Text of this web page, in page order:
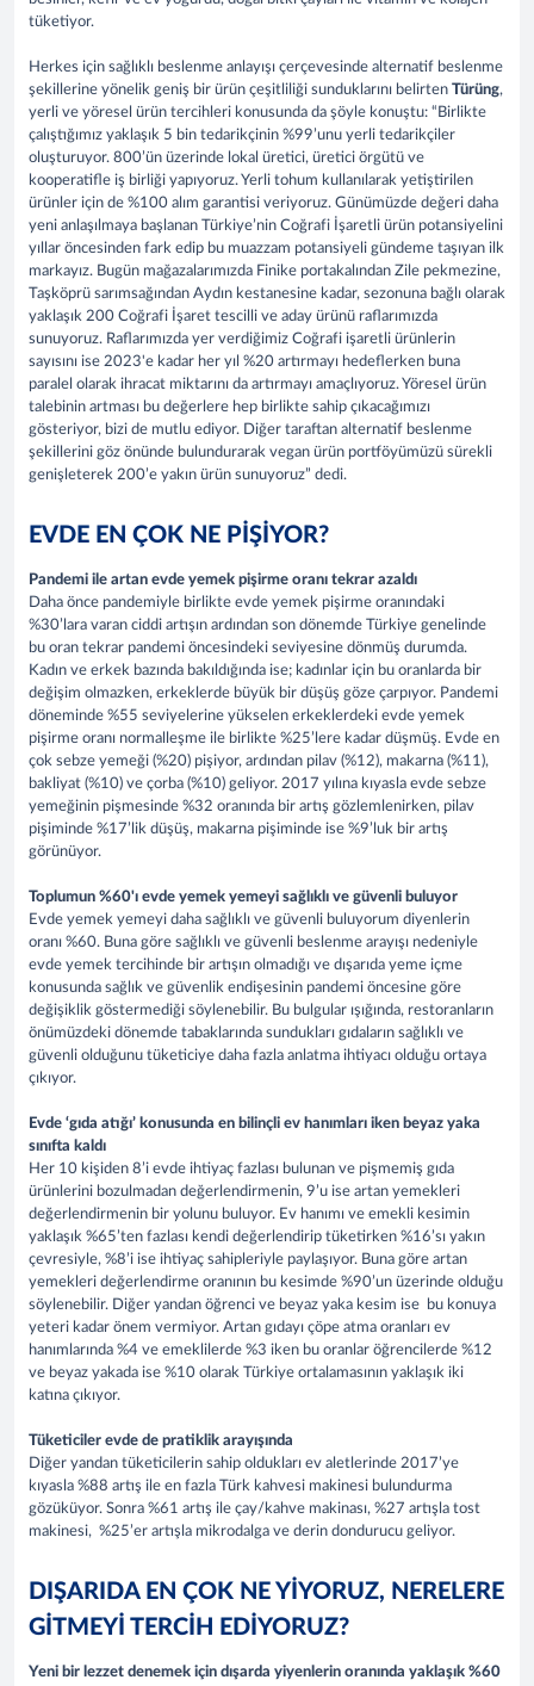
tüketiyor.
Herkes için sağlıklı beslenme anlayışı çerçevesinde alternatif beslenme
şekillerine yönelik geniş bir ürün çeşitliliği sunduklarını belirten Türüng,
yerli ve yöresel ürün tercihleri konusunda da şöyle konuştu: “Birlikte
çalıştığımız yaklaşık 5 bin tedarikçinin %99’unu yerli tedarikçiler
oluşturuyor. 800’ün üzerinde lokal üretici, üretici örgütü ve
kooperatifle iş birliği yapıyoruz. Yerli tohum kullanılarak yetiştirilen
ürünler için de %100 alım garantisi veriyoruz. Günümüzde değeri daha
yeni anlaşılmaya başlanan Türkiye’nin Coğrafi İşaretli ürün potansiyelini
yıllar öncesinden fark edip bu muazzam potansiyeli gündeme taşıyan ilk
markayız. Bugün mağazalarımızda Finike portakalından Zile pekmezine,
Taşköprü sarımsağından Aydın kestanesine kadar, sezonuna bağlı olarak
yaklaşık 200 Coğrafi İşaret tescilli ve aday ürünü raflarımızda
sunuyoruz. Raflarımızda yer verdiğimiz Coğrafi işaretli ürünlerin
sayısını ise 2023'e kadar her yıl %20 artırmayı hedeflerken buna
paralel olarak ihracat miktarını da artırmayı amaçlıyoruz. Yöresel ürün
talebinin artması bu değerlere hep birlikte sahip çıkacağımızı
gösteriyor, bizi de mutlu ediyor. Diğer taraftan alternatif beslenme
şekillerini göz önünde bulundurarak vegan ürün portföyümüzü sürekli
genişleterek 200’e yakın ürün sunuyoruz” dedi.
EVDE EN ÇOK NE PİŞİYOR?
Pandemi ile artan evde yemek pişirme oranı tekrar azaldı
Daha önce pandemiyle birlikte evde yemek pişirme oranındaki
%30’lara varan ciddi artışın ardından son dönemde Türkiye genelinde
bu oran tekrar pandemi öncesindeki seviyesine dönmüş durumda.
Kadın ve erkek bazında bakıldığında ise; kadınlar için bu oranlarda bir
değişim olmazken, erkeklerde büyük bir düşüş göze çarpıyor. Pandemi
döneminde %55 seviyelerine yükselen erkeklerdeki evde yemek
pişirme oranı normalleşme ile birlikte %25’lere kadar düşmüş. Evde en
çok sebze yemeği (%20) pişiyor, ardından pilav (%12), makarna (%11),
bakliyat (%10) ve çorba (%10) geliyor. 2017 yılına kıyasla evde sebze
yemeğinin pişmesinde %32 oranında bir artış gözlemlenirken, pilav
pişiminde %17’lik düşüş, makarna pişiminde ise %9’luk bir artış
görünüyor.
Toplumun %60'ı evde yemek yemeyi sağlıklı ve güvenli buluyor
Evde yemek yemeyi daha sağlıklı ve güvenli buluyorum diyenlerin
oranı %60. Buna göre sağlıklı ve güvenli beslenme arayışı nedeniyle
evde yemek tercihinde bir artışın olmadığı ve dışarıda yeme içme
konusunda sağlık ve güvenlik endişesinin pandemi öncesine göre
değişiklik göstermediği söylenebilir. Bu bulgular ışığında, restoranların
önümüzdeki dönemde tabaklarında sundukları gıdaların sağlıklı ve
güvenli olduğunu tüketiciye daha fazla anlatma ihtiyacı olduğu ortaya
çıkıyor.
Evde ‘gıda atığı’ konusunda en bilinçli ev hanımları iken beyaz yaka
sınıfta kaldı
Her 10 kişiden 8’i evde ihtiyaç fazlası bulunan ve pişmemiş gıda
ürünlerini bozulmadan değerlendirmenin, 9’u ise artan yemekleri
değerlendirmenin bir yolunu buluyor. Ev hanımı ve emekli kesimin
yaklaşık %65’ten fazlası kendi değerlendirip tüketirken %16’sı yakın
çevresiyle, %8’i ise ihtiyaç sahipleriyle paylaşıyor. Buna göre artan
yemekleri değerlendirme oranının bu kesimde %90’un üzerinde olduğu
söylenebilir. Diğer yandan öğrenci ve beyaz yaka kesim ise bu konuya
yeteri kadar önem vermiyor. Artan gıdayı çöpe atma oranları ev
hanımlarında %4 ve emeklilerde %3 iken bu oranlar öğrencilerde %12
ve beyaz yakada ise %10 olarak Türkiye ortalamasının yaklaşık iki
katına çıkıyor.
Tüketiciler evde de pratiklik arayışında
Diğer yandan tüketicilerin sahip oldukları ev aletlerinde 2017’ye
kıyasla %88 artış ile en fazla Türk kahvesi makinesi bulundurma
gözüküyor. Sonra %61 artış ile çay/kahve makinası, %27 artışla tost
makinesi, %25’er artışla mikrodalga ve derin dondurucu geliyor.
DIŞARIDA EN ÇOK NE YİYORUZ, NERELERE
GİTMEYİ TERCİH EDİYORUZ?
Yeni bir lezzet denemek için dışarda yiyenlerin oranında yaklaşık %60